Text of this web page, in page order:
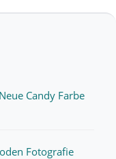
Candy Farbe
Fotografie